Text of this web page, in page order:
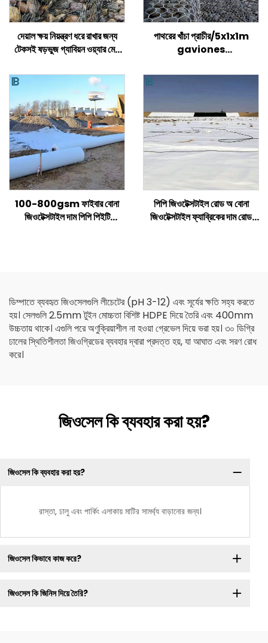
দেয়াল ক্ষয় নিয়ন্ত্রণ ধরে রাখার জন্য
টেকসই ষড়ভুজ গ্যাবিয়ন ওয়্যার মেশ
পাথরের খাঁচা প্রাচীর/5x1x1m
gaviones
বক্সের আকার
100-800gsm ফাইবার বোনা
জিওটেক্সটাইল দাম পিপি পিইটি
পিপি জিওটেক্সটাইল রোড অ বোনা
জিওটেক্সটাইল ফ্যাব্রিকের দাম রোড
ডিম্পাতে ব্যবহৃত জিওসেলগুলি লীচেটের (pH 3-12) এবং সূর্যের ক্ষতি সহ্য করতে
হয়। সেলগুলি 2.5mm টুইন মোচ্চতা বিশিষ্ট HDPE দিয়ে তৈরি এবং 400mm
উচ্চতায় থাকে। এগুলি পরে অণুক্রিয়াশীল না হওয়া গ্রেভেল দিয়ে ভরা হয়। ৩০ ডিগ্রি
ঢালের স্থিতিশীলতা জিওগ্রিডের ব্যবহার দ্বারা প্রদত্ত হয়, যা আঘাত এবং সরণ রোধ
করে।
জিওসেল কি ব্যবহার করা হয়?
জিওসেল কি ব্যবহার করা হয়?
রাস্তা, ঢালু এবং পার্কিং এলাকায় মাটির সামর্থ্য বাড়ানোর জন্য।
জিওসেল কিভাবে কাজ করে?
জিওসেল কি জিনিস দিয়ে তৈরি?